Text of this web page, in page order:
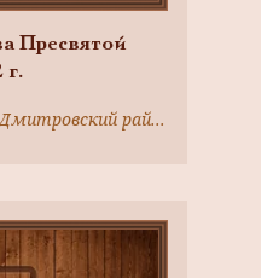
Пресвятой
г.
Московская область, Дмитровский район, с. Гульнево